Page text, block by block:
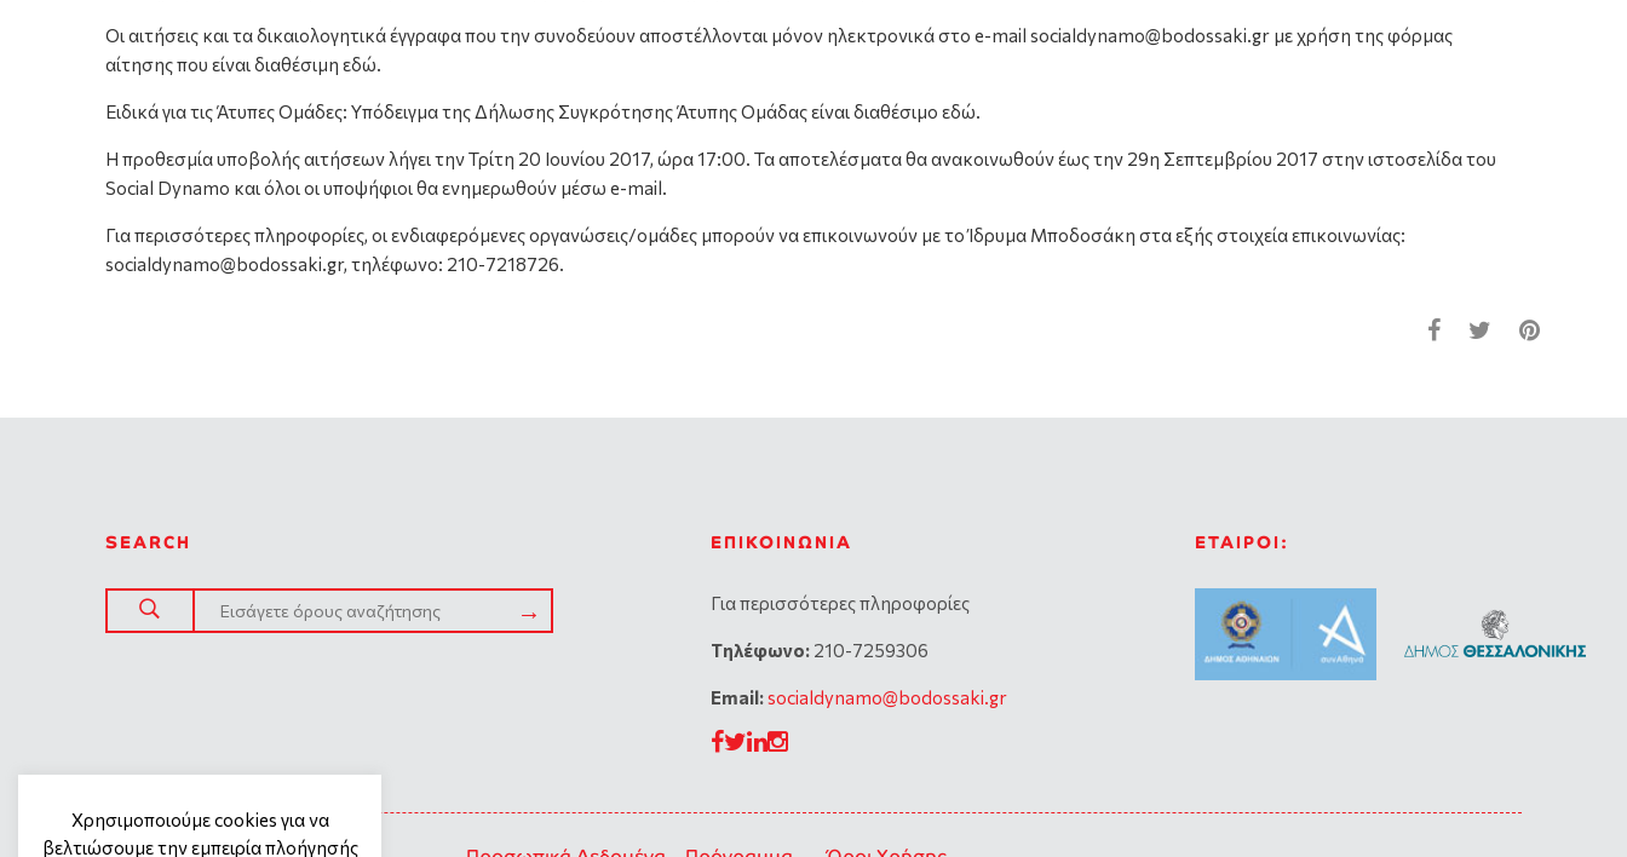
Οι αιτήσεις και τα δικαιολογητικά έγγραφα που την συνοδεύουν αποστέλλονται μόνον ηλεκτρονικά στο e-mail socialdynamo@bodossaki.gr με χρήση της φόρμας
αίτησης που είναι διαθέσιμη εδώ.
Ειδικά για τις Άτυπες Ομάδες: Υπόδειγμα της Δήλωσης Συγκρότησης Άτυπης Ομάδας είναι διαθέσιμο εδώ.
Η προθεσμία υποβολής αιτήσεων λήγει την Τρίτη 20 Ιουνίου 2017, ώρα 17:00. Τα αποτελέσματα θα ανακοινωθούν έως την 29η Σεπτεμβρίου 2017 στην ιστοσελίδα του
Social Dynamo και όλοι οι υποψήφιοι θα ενημερωθούν μέσω e-mail.
Για περισσότερες πληροφορίες, οι ενδιαφερόμενες οργανώσεις/ομάδες μπορούν να επικοινωνούν με το Ίδρυμα Μποδοσάκη στα εξής στοιχεία επικοινωνίας:
socialdynamo@bodossaki.gr, τηλέφωνο: 210-7218726.
SEARCH ΕΠΙΚΟΙΝΩΝΊΑ
Για περισσότερες πληροφορίες
Tηλέφωνο: 210-7259306
Email:socialdynamo@bodossaki.gr
ΕΤΑΙΡΟΙ:
Χρησιμοποιούμε cookies για να
βελτιώσουμε την εμπειρία πλοήγησής